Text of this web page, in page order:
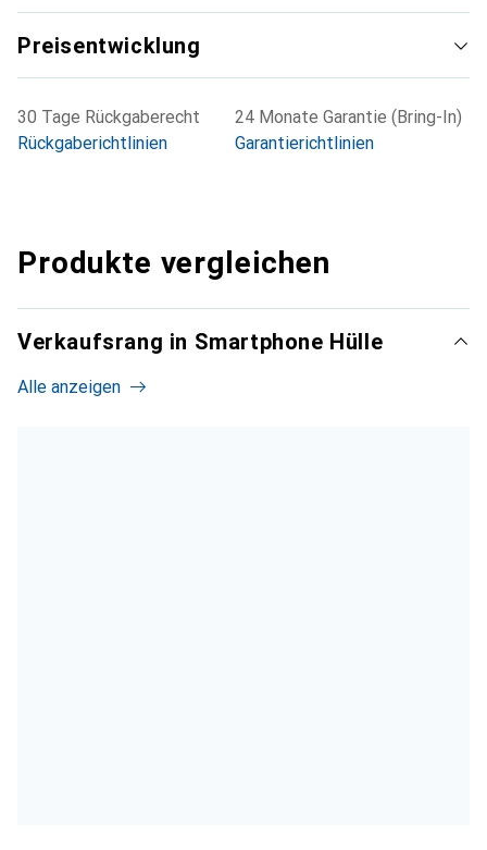
Preisentwicklung
30 Tage Rückgaberecht
Rückgaberichtlinien
24 Monate Garantie (Bring-In)
Garantierichtlinien
Produkte vergleichen
Verkaufsrang in Smartphone Hülle
Alle anzeigen